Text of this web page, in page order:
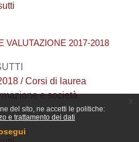
del sito, ne accetti le politiche:
e trattamento dei dati
VALUTAZIONE 2017-2018
/ Corsi di laurea
e società